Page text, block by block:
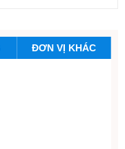
ĐƠN VỊ KHÁC